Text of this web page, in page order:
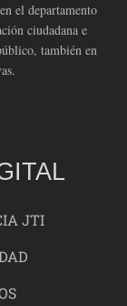
el departamento
ciudadana e
también en
JTI